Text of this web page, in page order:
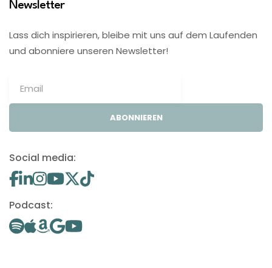
Newsletter
Lass dich inspirieren, bleibe mit uns auf dem Laufenden
und abonniere unseren Newsletter!
ABONNIEREN
Social media:
Podcast: